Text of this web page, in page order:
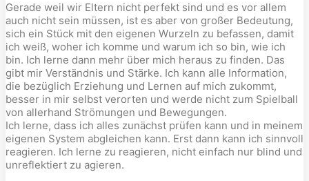
Gerade weil wir Eltern nicht perfekt sind und es vor allem
auch nicht sein müssen, ist es aber von großer Bedeutung,
sich ein Stück mit den eigenen Wurzeln zu befassen, damit
ich weiß, woher ich komme und warum ich so bin, wie ich
bin. Ich lerne dann mehr über mich heraus zu finden. Das
gibt mir Verständnis und Stärke. Ich kann alle Information,
die bezüglich Erziehung und Lernen auf mich zukommt,
besser in mir selbst verorten und werde nicht zum Spielball
von allerhand Strömungen und Bewegungen.
Ich lerne, dass ich alles zunächst prüfen kann und in meinem
eigenen System abgleichen kann. Erst dann kann ich sinnvoll
reagieren. Ich lerne zu reagieren, nicht einfach nur blind und
unreflektiert zu agieren.